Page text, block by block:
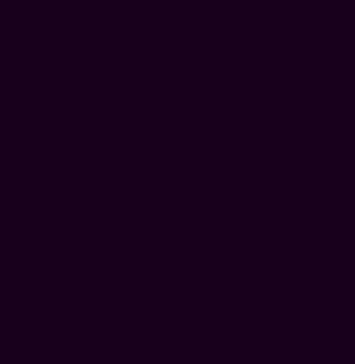
zahnärztlicher
Zahnreinigungen.
Versorgung (auch
kann das Einfügen des Implantates
mit endgültigem Zahnersatz
kurzer Zeit erfolgen. Hier
nur der Schritt der
so genannte Sofortbelastung
ist jedoch an bestimmte
und meist nur in
Besprechung des